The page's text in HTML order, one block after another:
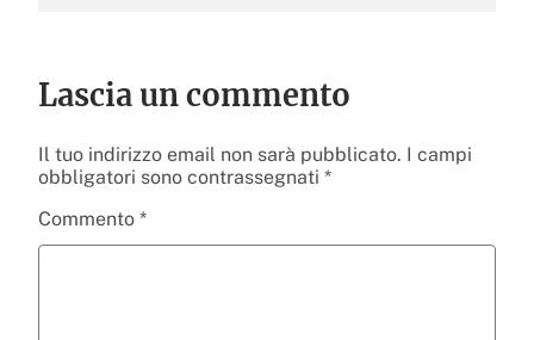
Lascia un commento
Il tuo indirizzo email non sarà pubblicato. I campi
obbligatori sono contrassegnati *
Commento *